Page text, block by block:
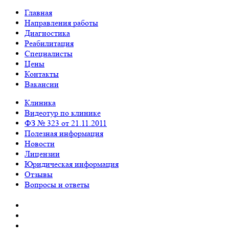
Главная
Направления работы
Диагностика
Реабилитация
Специалисты
Цены
Контакты
Вакансии
Клиника
Видеотур по клинике
ФЗ № 323 от 21.11.2011
Полезная информация
Новости
Лицензии
Юридическая информация
Отзывы
Вопросы и ответы